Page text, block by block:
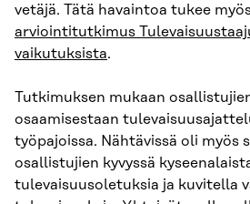
vetäjä. Tätä havaintoa tukee
arviointitutkimus
vaikutuksista.
Tutkimuksen mukaan
osaamisestaan
työpajoissa. Nähtävissä oli myös
osallistujien kyvyssä
tulevaisuusoletuksia ja kuvitella